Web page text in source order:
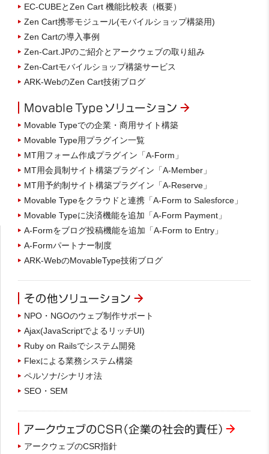
EC-CUBEとZen Cart 機能比較表（概要）
Zen Cart携帯モジュール(モバイルショップ構築用)
Zen Cartの導入事例
Zen-Cart.JPのご紹介とアークウェブの取り組み
Zen-Cartモバイルショップ構築サービス
ARK-WebのZen Cart技術ブログ
Movable Typeでの企業・商用サイト構築
Movable Type用プラグイン一覧
MT用フォーム作成プラグイン「A-Form」
MT用会員制サイト構築プラグイン「A-Member」
MT用予約制サイト構築プラグイン「A-Reserve」
Movable Typeをクラウドと連携「A-Form to Salesforce」
Movable Typeに決済機能を追加「A-Form Payment」
A-Formをブログ投稿機能を追加「A-Form to Entry」
A-Formパートナー制度
ARK-WebのMovableType技術ブログ
NPO・NGOのウェブ制作サポート
Ajax(JavaScriptでよるリッチUI)
Ruby on Railsでシステム開発
Flexによる業務システム構築
ペルソナ/シナリオ法
SEO・SEM
アークウェブのCSR指針